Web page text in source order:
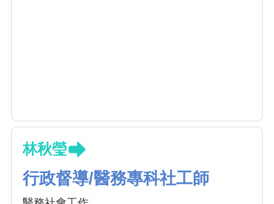
林秋瑩
行政督導/醫務專科社工師